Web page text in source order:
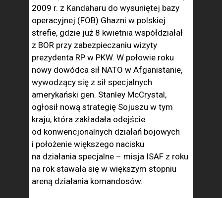
2009 r. z Kandaharu do wysuniętej bazy
operacyjnej (FOB) Ghazni w polskiej
strefie, gdzie już 8 kwietnia współdziałał
z BOR przy zabezpieczaniu wizyty
prezydenta RP w PKW. W połowie roku
nowy dowódca sił NATO w Afganistanie,
wywodzący się z sił specjalnych
amerykański gen. Stanley McCrystal,
ogłosił nową strategię Sojuszu w tym
kraju, która zakładała odejście
od konwencjonalnych działań bojowych
i położenie większego nacisku
na działania specjalne – misja ISAF z roku
na rok stawała się w większym stopniu
areną działania komandosów.